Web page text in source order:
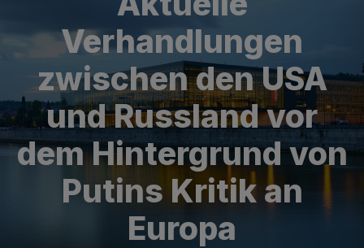
Verhandlungen
zwischen den USA
und Russland vor
dem Hintergrund von
Putins Kritik an
Europa